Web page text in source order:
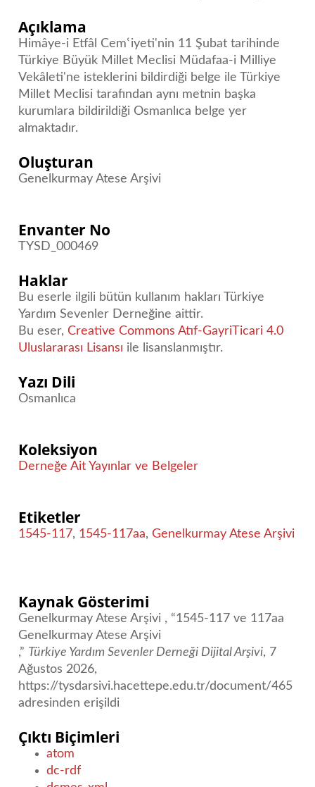
Açıklama
Himâye-i Etfâl Cemՙiyeti'nin 11 Şubat tarihinde
Türkiye Büyük Millet Meclisi Müdafaa-i Milliye
Vekâleti'ne isteklerini bildirdiği belge ile Türkiye
Millet Meclisi tarafından aynı metnin başka
kurumlara bildirildiği Osmanlıca belge yer
almaktadır.
Oluşturan
Genelkurmay Atese Arşivi
Envanter No
TYSD_000469
Haklar
Bu eserle ilgili bütün kullanım hakları Türkiye
Yardım Sevenler Derneğine aittir.
Bu eser,Creative Commons Atıf-GayriTicari 4.0
Uluslararası Lisansı ile lisanslanmıştır.
Yazı Dili
Osmanlıca
Koleksiyon
Derneğe Ait Yayınlar ve Belgeler
Etiketler
1545-117, 1545-117aa,Genelkurmay Atese Arşivi
Kaynak Gösterimi
Genelkurmay Atese Arşivi , “1545-117 ve 117aa
Genelkurmay Atese Arşivi
,” Türkiye Yardım Sevenler Derneği Dijital Arşivi, 7
Ağustos 2026,
https://tysdarsivi.hacettepe.edu.tr/document/465
adresinden erişildi
Çıktı Biçimleri
atom
dc-rdf